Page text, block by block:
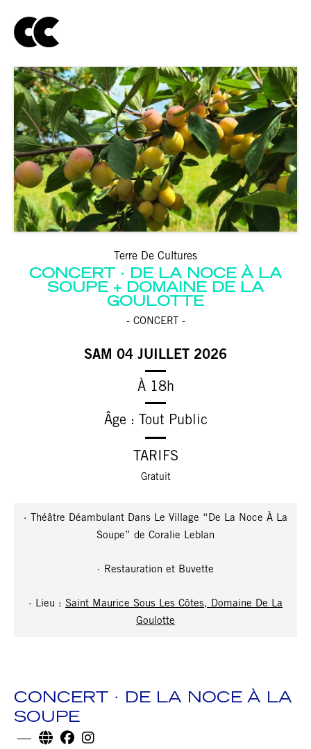
Terre De Cultures
CONCERT · DE LA NOCE À LA
SOUPE
DOMAINE DE LA
GOULOTTE
- CONCERT -
SAM 04 JUILLET 2026
À 18h
Âge : Tout Public
TARIFS
Gratuit
· Théâtre Déambulant Dans Le Village “De La Noce À La
Soupe” de Coralie Leblan
· Restauration et Buvette
· Lieu : Saint Maurice Sous Les Côtes, Domaine De La
Goulotte
CONCERT · DE LA NOCE À LA
SOUPE